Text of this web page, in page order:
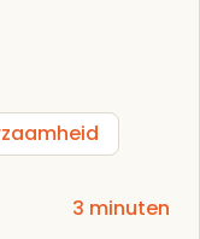
3 minuten